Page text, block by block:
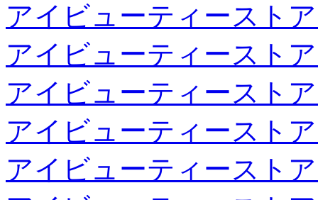
アイビューティースト
アイビューティースト
アイビューティースト
アイビューティースト
アイビューティースト